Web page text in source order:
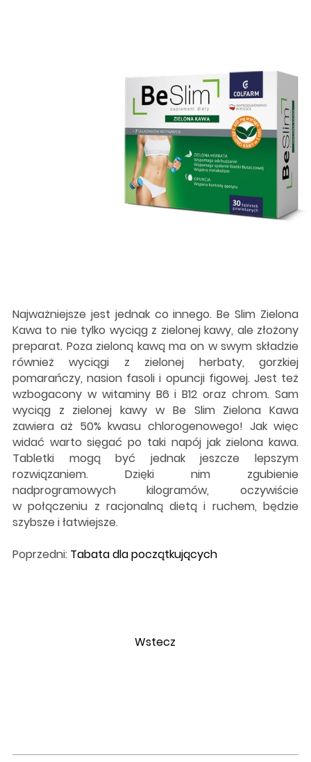
Najważniejsze jest jednak co innego. Be Slim Zielona
Kawa to nie tylko wyciąg z zielonej kawy, ale złożony
preparat. Poza zieloną kawą ma on w swym składzie
również wyciągi z zielonej herbaty, gorzkiej
pomarańczy, nasion fasoli i opuncji figowej. Jest też
wzbogacony w witaminy B6 i B12 oraz chrom. Sam
wyciąg z zielonej kawy w Be Slim Zielona Kawa
zawiera aż 50% kwasu chlorogenowego! Jak więc
widać warto sięgać po taki napój jak zielona kawa.
Tabletki mogą być jednak jeszcze lepszym
rozwiązaniem. Dzięki nim zgubienie
nadprogramowych kilogramów, oczywiście
w połączeniu z racjonalną dietą i ruchem, będzie
szybsze i łatwiejsze.
Poprzedni: Tabata dla początkujących
Wstecz